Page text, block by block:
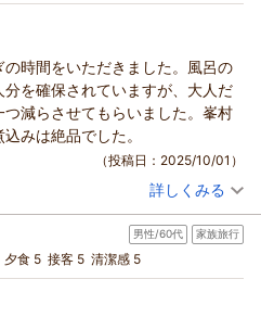
（返信日：2025/11/07）
一人あたり/税込)
館からの返信
泊いただき、誠にありがとうご
過ごしいただけたようで嬉しい
だけたようで何よりです。
いね♪
（返信日：2025/11/07）
時間をいただきました。風呂の
を確保されていますが、大人だ
減らさせてもらいました。峯村
みは絶品でした。
（投稿日：2025/10/01）
日間】【くつろぎの基本プラン】とろけ
朝・夕
一人あたり/税込)
詳しくみる
男性/60代 家族旅行
夕食 5 接客 5 清潔感 5